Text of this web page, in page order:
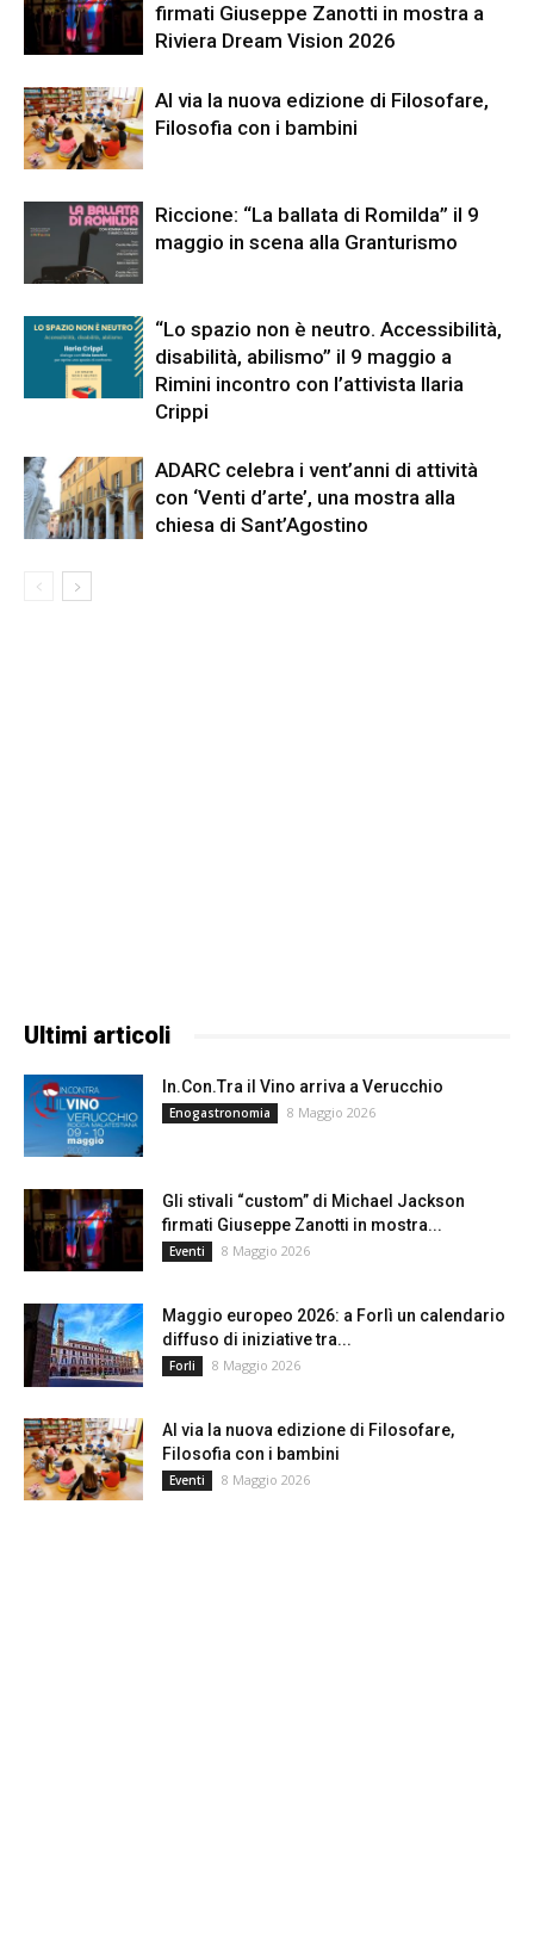
firmati Giuseppe Zanotti in mostra a
Riviera Dream Vision 2026
Al via la nuova edizione di Filosofare,
Filosofia con i bambini
Riccione: “La ballata di Romilda” il 9
maggio in scena alla Granturismo
“Lo spazio non è neutro. Accessibilità,
disabilità, abilismo” il 9 maggio a
Rimini incontro con l’attivista Ilaria
Crippi
ADARC celebra i vent’anni di attività
con ‘Venti d’arte’, una mostra alla
chiesa di Sant’Agostino
Ultimi articoli
In.Con.Tra il Vino arriva a Verucchio
Enogastronomia 8 Maggio 2026
Gli stivali “custom” di Michael Jackson
firmati Giuseppe Zanotti in mostra...
Eventi 8 Maggio 2026
Maggio europeo 2026: a Forlì un calendario
diffuso di iniziative tra...
Forli 8 Maggio 2026
Al via la nuova edizione di Filosofare,
Filosofia con i bambini
Eventi 8 Maggio 2026